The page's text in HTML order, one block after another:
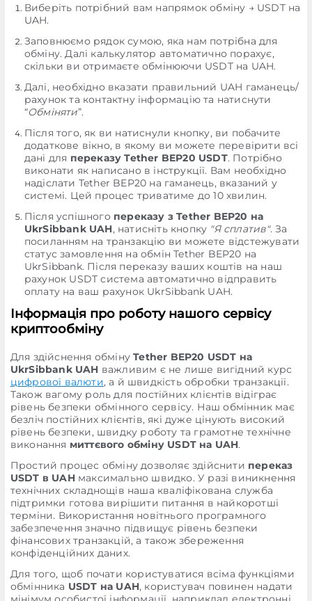
Виберіть потрібний вам напрямок обміну → USDT на
UAH.
Заповнюємо рядок сумою, яка нам потрібна для
обміну. Далі калькулятор автоматично порахує,
скільки ви отримаєте обмінюючи USDT на UAH.
Далі, необхідно вказати правильний UAH гаманець/
рахунок та контактну інформацію та натиснути
“Обміняти”.
Після того, як ви натиснули кнопку, ви побачите
додаткове вікно, в якому ви можете перевірити всі
дані для переказу Tether BEP20 USDT. Потрібно
виконати як написано в інструкції. Вам необхідно
надіслати Tether BEP20 на гаманець, вказаний у
системі. Цей процес триватиме до 10 хвилин.
Після успішного переказу з Tether BEP20 на
UkrSibbank UAH, натисніть кнопку "Я сплатив". За
посиланням на транзакцію ви можете відстежувати
статус замовлення на обмін Tether BEP20 на
UkrSibbank. Після переказу ваших коштів на наш
рахунок USDT система автоматично відправить
оплату на ваш рахунок UkrSibbank UAH.
Інформація про роботу нашого сервісу
криптообміну
Для здійснення обмінуTether BEP20 USDT на
UkrSibbank UAH важливим є не лише вигідний курс
цифрової валюти, а й швидкість обробки транзакції.
Також вагому роль для постійних клієнтів відіграє
рівень безпеки обмінного сервісу. Наш обмінник має
безліч постійних клієнтів, які дуже цінують високий
рівень безпеки, швидку роботу та грамотне технічне
виконання миттєвого обміну USDT на UAH.
Простий процес обміну дозволяє здійснити переказ
USDT в UAHмаксимально швидко. У разі виникнення
технічних складнощів наша кваліфікована служба
підтримки готова вирішити питання в найкоротші
терміни. Використання новітнього програмного
забезпечення значно підвищує рівень безпеки
фінансових транзакцій, а також збереження
конфіденційних даних.
Для того, щоб почати користуватися всіма функціями
обмінника USDT на UAH, користувач повинен надати